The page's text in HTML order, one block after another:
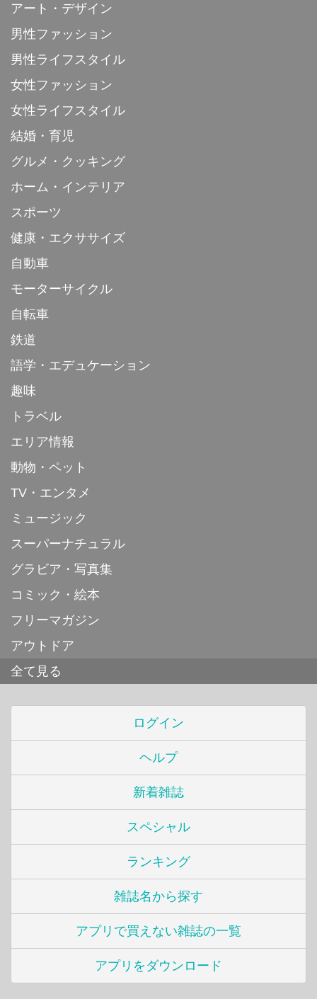
アート・デザイン
男性ファッション
男性ライフスタイル
女性ファッション
女性ライフスタイル
結婚・育児
グルメ・クッキング
ホーム・インテリア
スポーツ
健康・エクササイズ
自動車
モーターサイクル
自転車
鉄道
語学・エデュケーション
趣味
トラベル
エリア情報
動物・ペット
TV・エンタメ
ミュージック
スーパーナチュラル
グラビア・写真集
コミック・絵本
フリーマガジン
アウトドア
全て見る
ログイン
ヘルプ
新着雑誌
スペシャル
ランキング
雑誌名から探す
アプリで買えない雑誌の一覧
アプリをダウンロード